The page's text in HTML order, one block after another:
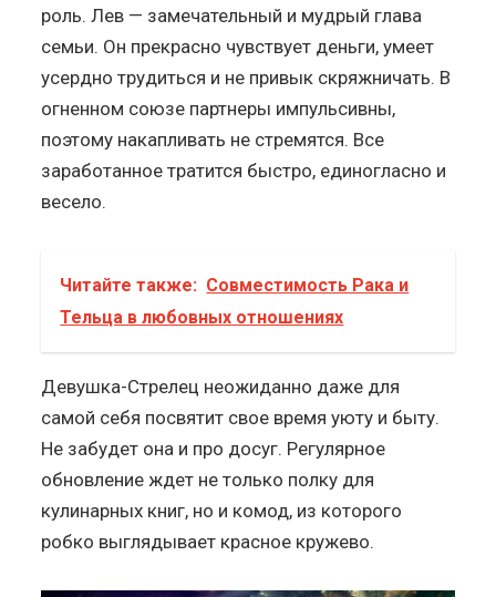
роль. Лев — замечательный и мудрый глава
семьи. Он прекрасно чувствует деньги, умеет
усердно трудиться и не привык скряжничать. В
огненном союзе партнеры импульсивны,
поэтому накапливать не стремятся. Все
заработанное тратится быстро, единогласно и
весело.
Читайте также: Совместимость Рака и
Тельца в любовных отношениях
Девушка-Стрелец неожиданно даже для
самой себя посвятит свое время уюту и быту.
Не забудет она и про досуг. Регулярное
обновление ждет не только полку для
кулинарных книг, но и комод, из которого
робко выглядывает красное кружево.